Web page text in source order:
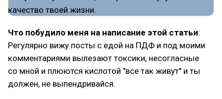
Что побудило меня на написание этой статьи:
Регулярно вижу посты с едой на ПДФ и под моими
комментариями вылезают токсики, несогласные
со мной и плюются кислотой "все так живут" и ты
должен, не выпендривайся.